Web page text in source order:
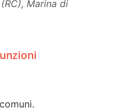
Marina di